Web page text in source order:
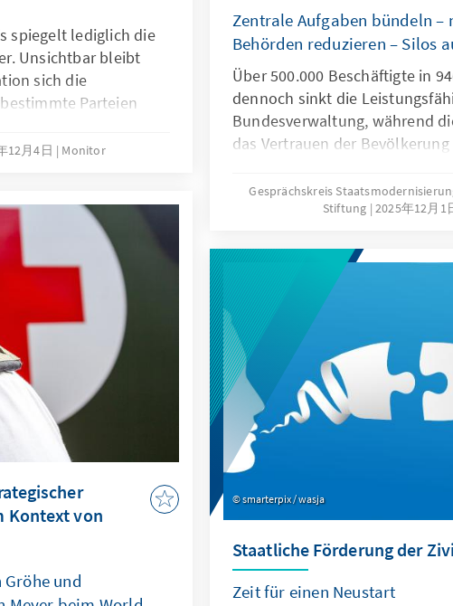
spiegelt lediglich die
Unsichtbar bleibt
sich die
Parteien
und Wählern
politischen Lagern
und welche Effekte
im Wahlkampf?
vor dem
der
12月4日 Monitor
Zentrale Aufgaben bündeln –
Behörden reduzieren – Silos
Über 500.000 Beschäftigte in
dennoch sinkt die
Bundesverwaltung, während
das Vertrauen der
plädiert dieses Papier für eine
zentrale Aufgaben wie
drastisch reduzieren. Orientiert
und Modernisierungsagenda
einen „Whole-of-Government“-
Effizienz und Effektivität.
Gesprächskreis
Stiftung 2025年12月1
Kontext von
und
smarterpix / wasja
Staatliche Förderung der
Zeit für einen Neustart